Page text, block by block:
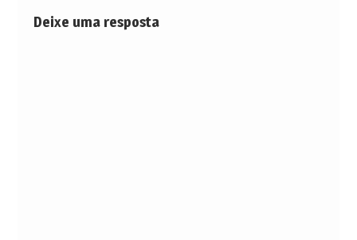
Deixe uma resposta